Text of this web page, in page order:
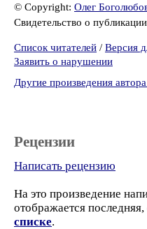
© Copyright: Олег
Свидетельство о
Список читателей / Версия
Заявить о нарушении
Другие произведения
Рецензии
Написать рецензию
На это произведение
отображается
списке.